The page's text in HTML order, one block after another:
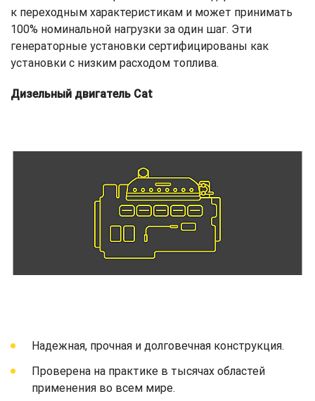
к переходным характеристикам и может принимать
100% номинальной нагрузки за один шаг. Эти
генераторные установки сертифицированы как
установки с низким расходом топлива.
Дизельный двигатель Cat
Надежная, прочная и долговечная конструкция.
Проверена на практике в тысячах областей
применения во всем мире.